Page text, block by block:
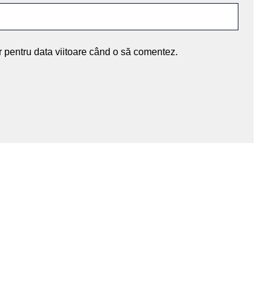
data viitoare când o să comentez.